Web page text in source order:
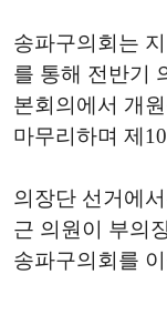
송파구의회는
를 통해 전반기
본회의에서 개
마무리하며 제
의장단 선거에
근 의원이 부의
송파구의회를